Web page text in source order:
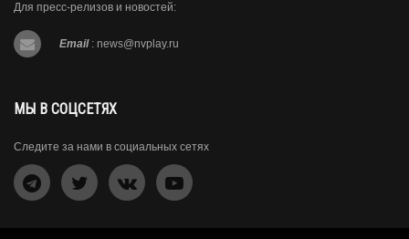
Для пресс-релизов и новостей:
Email : news@nvplay.ru
МЫ В СОЦСЕТЯХ
Следите за нами в социальных сетях